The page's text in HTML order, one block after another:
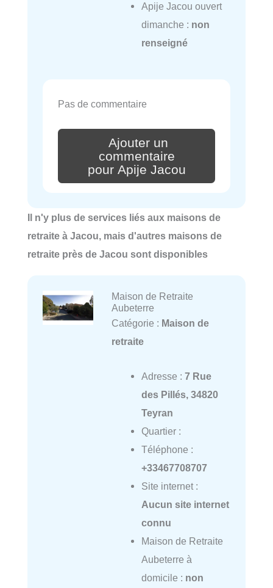
Apije Jacou ouvert
dimanche : non
renseigné
Pas de commentaire
Ajouter un
commentaire
pour Apije Jacou
Il n'y plus de services liés aux maisons de
retraite à Jacou, mais d'autres maisons de
retraite près de Jacou sont disponibles
Maison de Retraite
Aubeterre
Catégorie : Maison de
retraite
Adresse : 7 Rue
des Pillés, 34820
Teyran
Quartier :
Téléphone :
+33467708707
Site internet :
Aucun site internet
connu
Maison de Retraite
Aubeterre à
domicile : non